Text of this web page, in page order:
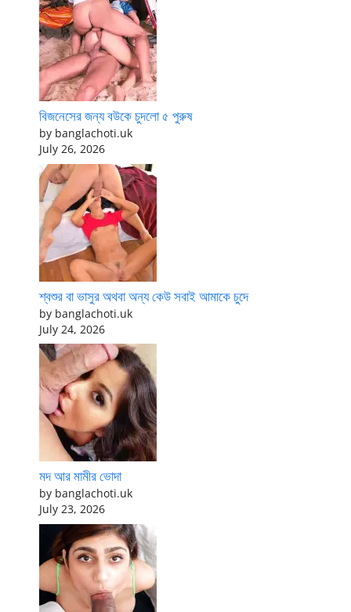
বিজনেসের জন্য বউকে চুদলো ৫ পুরুষ
by banglachoti.uk
July 26, 2026
শ্বশুর বা ভাসুর অথবা অন্য কেউ সবাই আমাকে চুদে
by banglachoti.uk
July 24, 2026
মদ আর মামীর ভোদা
by banglachoti.uk
July 23, 2026